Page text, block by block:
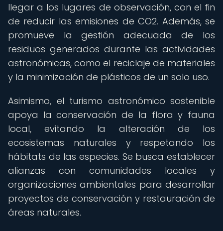
llegar a los lugares de observación, con el fin
de reducir las emisiones de CO2. Además, se
promueve la gestión adecuada de los
residuos generados durante las actividades
astronómicas, como el reciclaje de materiales
y la minimización de plásticos de un solo uso.
Asimismo, el turismo astronómico sostenible
apoya la conservación de la flora y fauna
local, evitando la alteración de los
ecosistemas naturales y respetando los
hábitats de las especies. Se busca establecer
alianzas con comunidades locales y
organizaciones ambientales para desarrollar
proyectos de conservación y restauración de
áreas naturales.